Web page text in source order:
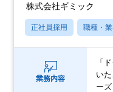
株式会社ギミック
正社員採用 職種・
業務内容
「
い
ー